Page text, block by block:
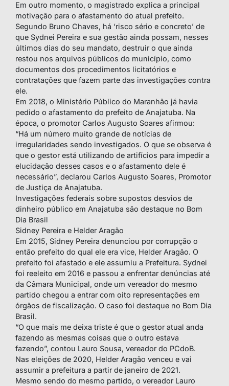
Em outro momento, o magistrado explica a principal
motivação para o afastamento do atual prefeito.
Segundo Bruno Chaves, há ‘risco sério e concreto’ de
que Sydnei Pereira e sua gestão ainda possam, nesses
últimos dias do seu mandato, destruir o que ainda
restou nos arquivos públicos do município, como
documentos dos procedimentos licitatórios e
contratações que fazem parte das investigações contra
ele.
Em 2018, o Ministério Público do Maranhão já havia
pedido o afastamento do prefeito de Anajatuba. Na
época, o promotor Carlos Augusto Soares afirmou:
“Há um número muito grande de notícias de
irregularidades sendo investigados. O que se observa é
que o gestor está utilizando de artifícios para impedir a
elucidação desses casos e o afastamento dele é
necessário”, declarou Carlos Augusto Soares, Promotor
de Justiça de Anajatuba.
Investigações federais sobre supostos desvios de
dinheiro público em Anajatuba são destaque no Bom
Dia Brasil
Sidney Pereira e Helder Aragão
Em 2015, Sidney Pereira denunciou por corrupção o
então prefeito do qual ele era vice, Helder Aragão. O
prefeito foi afastado e ele assumiu a Prefeitura. Sydnei
foi reeleito em 2016 e passou a enfrentar denúncias até
da Câmara Municipal, onde um vereador do mesmo
partido chegou a entrar com oito representações em
órgãos de fiscalização. O caso foi destaque no Bom Dia
Brasil.
“O que mais me deixa triste é que o gestor atual anda
fazendo as mesmas coisas que o outro estava
fazendo”, contou Lauro Sousa, vereador do PCdoB.
Nas eleições de 2020, Helder Aragão venceu e vai
assumir a prefeitura a partir de janeiro de 2021.
Mesmo sendo do mesmo partido, o vereador Lauro